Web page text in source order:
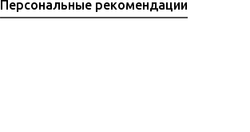
Персональные рекомендации